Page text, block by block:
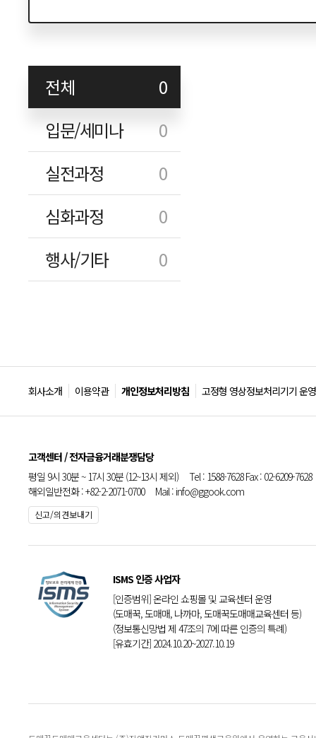
전체
0
입문/세미나
0
실전과정
0
심화과정
0
행사/기타
0
회사소개 이용약관 개인정보처리방침 고정형 영상정보처리기기 운
고객센터 / 전자금융거래분쟁담당
평일 9시 30분 ~ 17시 30분 (12~13시 제외) Tel : 1588-7628 Fax : 02-6209-7628
해외일반전화 : +82-2-2071-0700 Mail : info@ggook.com
신고/의견보내기
ISMS 인증 사업자
[인증범위] 온라인 쇼핑몰 및 교육센터 운영
(도매꾹, 도매매, 나까마, 도매꾹도매매교육센터 등)
(정보통신망법 제 47조의 7에 따른 인증의 특례)
[유효기간] 2024.10.20~2027.10.19